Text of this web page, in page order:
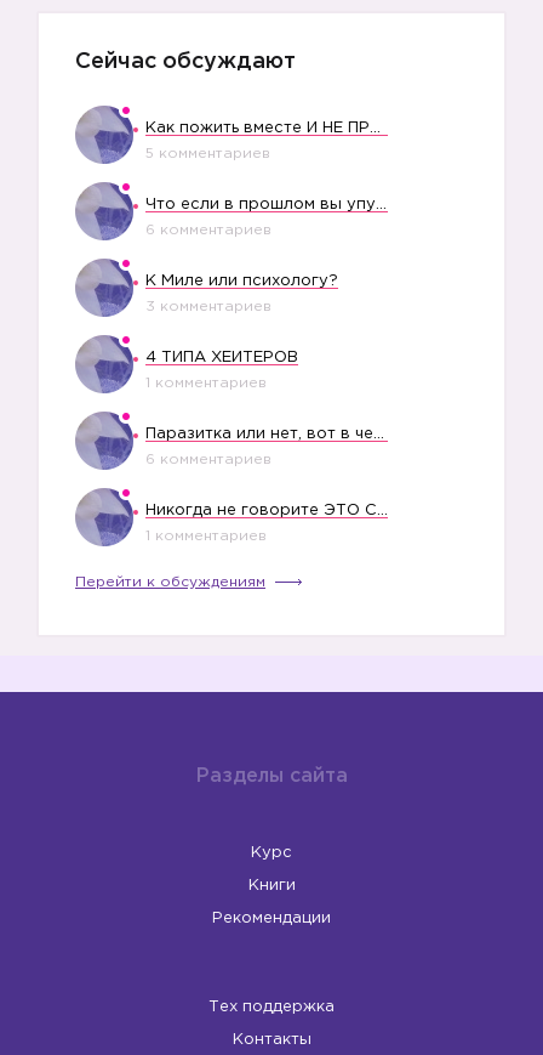
Сейчас обсуждают
5 комментариев
6 комментариев
К Миле или психологу?
3 комментариев
4 ТИПА ХЕЙТЕРОВ
1 комментариев
6 комментариев
1 комментариев
Перейти к обсуждениям
Разделы сайта
Курс
Книги
Рекомендации
Тех поддержка
Контакты